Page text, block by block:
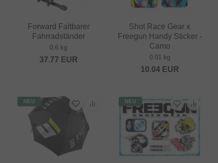
Forward Faltbarer
Fahrradständer
0.6 kg
37.77 EUR
Shot Race Gear x
Freegun Handy Sticker -
Camo
0.01 kg
10.04EUR
NEU NEU